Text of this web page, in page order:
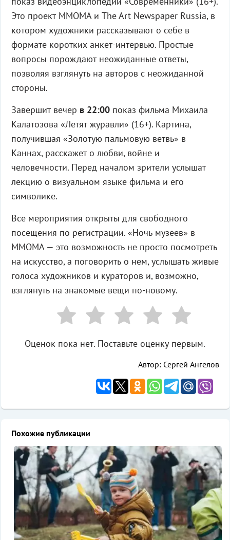
Это проект MMOMA и The Art Newspaper Russia, в
котором художники рассказывают о себе в
формате коротких анкет-интервью. Простые
вопросы порождают неожиданные ответы,
позволяя взглянуть на авторов с неожиданной
стороны.
Завершит вечер в 22:00показ фильма Михаила
Калатозова «Летят журавли» (16+). Картина,
получившая «Золотую пальмовую ветвь» в
Каннах, расскажет о любви, войне и
человечности. Перед началом зрители услышат
лекцию о визуальном языке фильма и его
символике.
Все мероприятия открыты для свободного
посещения по регистрации. «Ночь музеев» в
MMOMA — это возможность не просто посмотреть
на искусство, а поговорить о нем, услышать живые
голоса художников и кураторов и, возможно,
взглянуть на знакомые вещи по-новому.
Оценок пока нет. Поставьте оценку первым.
Автор: Сергей Ангелов
Похожие публикации